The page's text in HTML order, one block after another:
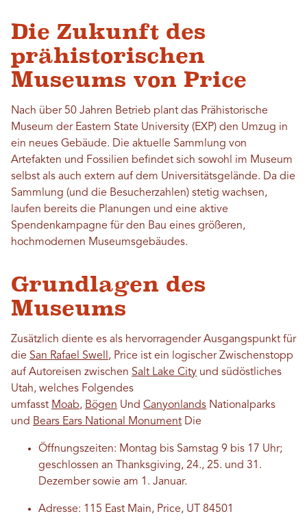
Die Zukunft des
prähistorischen
Museums von Price
Nach über 50 Jahren Betrieb plant das Prähistorische
Museum der Eastern State University (EXP) den Umzug in
ein neues Gebäude. Die aktuelle Sammlung von
Artefakten und Fossilien befindet sich sowohl im Museum
selbst als auch extern auf dem Universitätsgelände. Da die
Sammlung (und die Besucherzahlen) stetig wachsen,
laufen bereits die Planungen und eine aktive
Spendenkampagne für den Bau eines größeren,
hochmodernen Museumsgebäudes.
Grundlagen des
Museums
Zusätzlich diente es als hervorragender Ausgangspunkt für
die San Rafael Swell , Price ist ein logischer Zwischenstopp
auf Autoreisen zwischen Salt Lake City und südöstliches
Utah, welches Folgendes
umfasst Moab, Bögen Und Canyonlands Nationalparks
und Bears Ears National Monument Die
Öffnungszeiten: Montag bis Samstag 9 bis 17 Uhr;
geschlossen an Thanksgiving, 24., 25. und 31.
Dezember sowie am 1. Januar.
Adresse: 115 East Main, Price, UT 84501